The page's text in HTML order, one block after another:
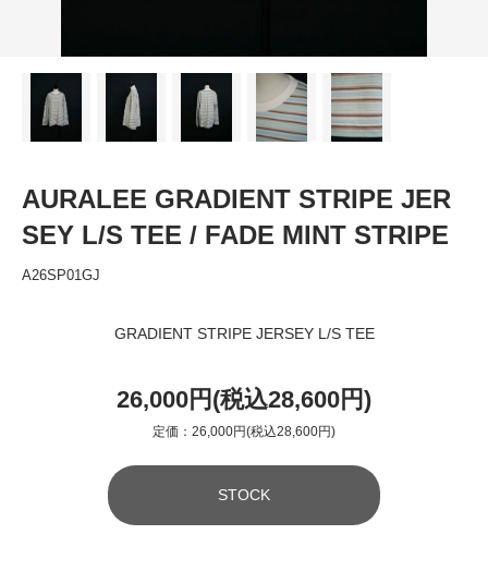
AURALEE GRADIENT STRIPE JER
SEY L/S TEE / FADE MINT STRIPE
A26SP01GJ
GRADIENT STRIPE JERSEY L/S TEE
26,000円(税込28,600円)
定価：26,000円(税込28,600円)
STOCK